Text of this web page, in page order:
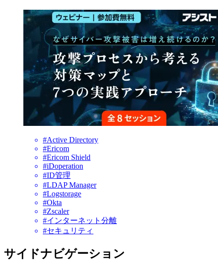
#Active Directory
#Ericom
#Ericom Shield
#iDoperation
#ID管理
#LDAP Manager
#Logstorage
#Okta
#Zscaler
#インターネット分離
#セキュリティ
サイドナビゲーション